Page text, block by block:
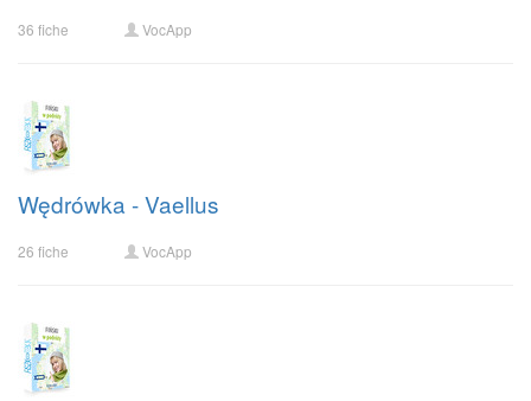
36 fiche VocApp
Wędrówka - Vaellus
26 fiche VocApp